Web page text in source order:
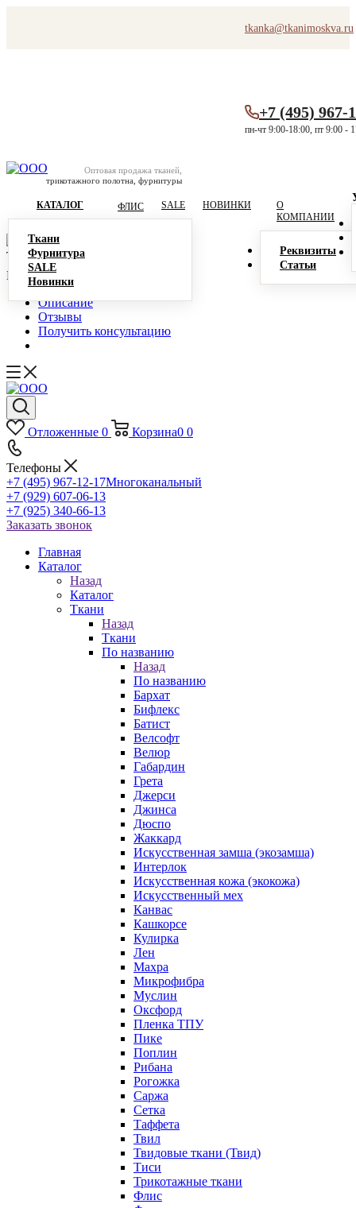
tkanka@tkanimoskva.ru
Оптовая продажа тканей,
трикотажного полотна, фурнитуры
+7 (495) 967-
пн-чт 9:00-18:00, пт 9:00 -
КАТАЛОГ
Ткани
Фурнитура
SALE
Новинки
ФЛИС SALE НОВИНКИ
О
КОМПАНИИ
Реквизиты
Статьи
Ткань Флис 220 г/м2, хаки
В корзину
Описание
Отзывы
Получить консультацию
Отложенные 0 Корзина0 0
Телефоны
+7 (495) 967-12-17Многоканальный
+7 (929) 607-06-13
+7 (925) 340-66-13
Заказать звонок
Главная
Каталог
Назад
Каталог
Ткани
Назад
Ткани
По названию
Назад
По названию
Бархат
Бифлекс
Батист
Велсофт
Велюр
Габардин
Грета
Джерси
Джинса
Дюспо
Жаккард
Искусственная замша (экозамша)
Интерлок
Искусственная кожа (экокожа)
Искусственный мех
Канвас
Кашкорсе
Кулирка
Лен
Махра
Микрофибра
Муслин
Оксфорд
Пленка ТПУ
Пике
Поплин
Рибана
Рогожка
Саржа
Сетка
Таффета
Твил
Твидовые ткани (Твид)
Тиси
Трикотажные ткани
Флис